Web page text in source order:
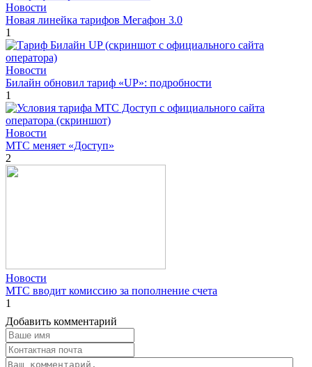
Новости
Новая линейка тарифов Мегафон 3.0
1
Новости
Билайн обновил тариф «UP»: подробности
1
Новости
МТС меняет «Доступ»
2
Новости
МТС вводит комиссию за пополнение счета
1
Добавить комментарий